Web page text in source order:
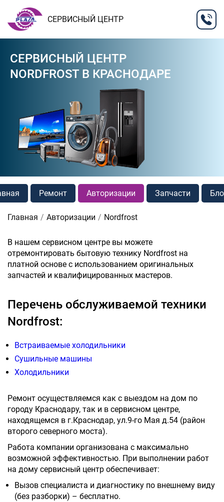
СЕРВИСНЫЙ ЦЕНТР
СЕРВИСНЫЙ ЦЕНТР
NORDFROST В КРАСНОДАРЕ
Ремонт Авторизации Запчасти
Главная Авторизации Nordfrost
В нашем сервисном центре вы можете
отремонтировать бытовую технику Nordfrost на
платной основе с использованием оригинальных
запчастей и квалифицированных мастеров.
Перечень обслуживаемой техники
Nordfrost:
Встраиваемые холодильники
Сушильные машины
Холодильники
Ремонт осуществляемся как с выездом на дом по
городу Краснодару, так и в сервисном центре,
находящемся в г.Краснодар, ул.9-го Мая д.54 (район
второго северного моста).
Работа компании организована с максимально
возможной эффективностью. При выполнении работ
на дому сервисный центр обеспечивает:
Вызов специалиста и диагностику по внешнему виду
(без разборки) – бесплатно.